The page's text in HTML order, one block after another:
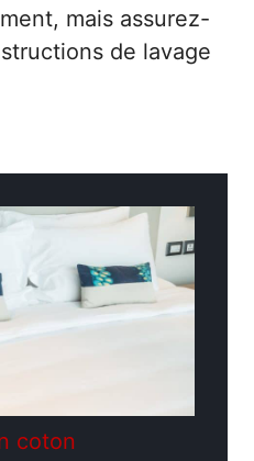
mais assurez-
de lavage
coton